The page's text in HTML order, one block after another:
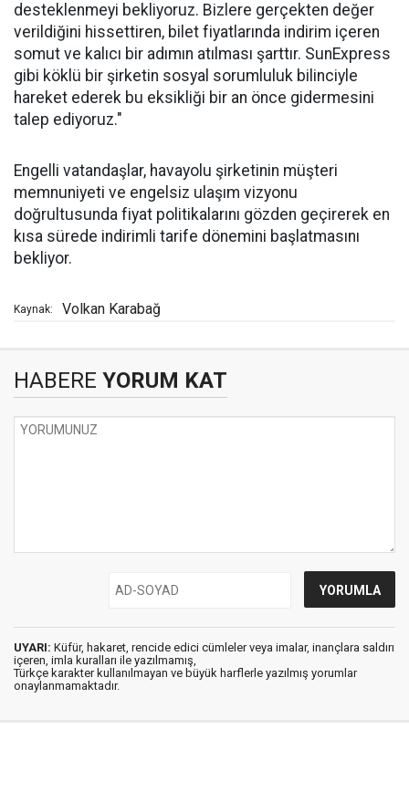
desteklenmeyi bekliyoruz. Bizlere gerçekten değer
verildiğini hissettiren, bilet fiyatlarında indirim içeren
somut ve kalıcı bir adımın atılması şarttır. SunExpress
gibi köklü bir şirketin sosyal sorumluluk bilinciyle
hareket ederek bu eksikliği bir an önce gidermesini
talep ediyoruz."
Engelli vatandaşlar, havayolu şirketinin müşteri
memnuniyeti ve engelsiz ulaşım vizyonu
doğrultusunda fiyat politikalarını gözden geçirerek en
kısa sürede indirimli tarife dönemini başlatmasını
bekliyor.
Kaynak: Volkan Karabağ
HABERE YORUM KAT
UYARI: Küfür, hakaret, rencide edici cümleler veya imalar, inançlara saldırı
içeren, imla kuralları ile yazılmamış,
Türkçe karakter kullanılmayan ve büyük harflerle yazılmış yorumlar
onaylanmamaktadır.